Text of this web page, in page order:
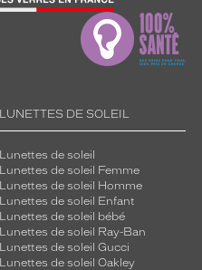
LUNETTES DE SOLEIL
Lunettes de soleil
Lunettes de soleil Femme
Lunettes de soleil Homme
Lunettes de soleil Enfant
Lunettes de soleil bébé
Lunettes de soleil Ray-Ban
Lunettes de soleil Gucci
Lunettes de soleil Oakley